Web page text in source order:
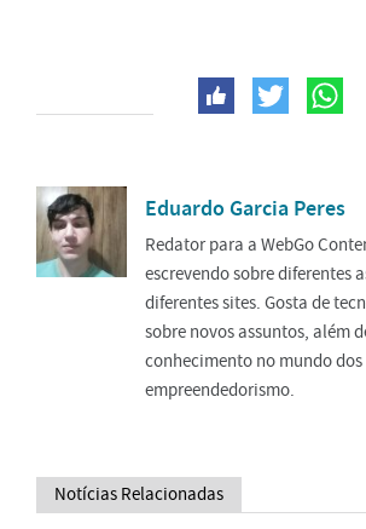
Eduardo Garcia Peres
Redator para a WebGo
escrevendo sobre diferentes
diferentes sites. Gosta de
sobre novos assuntos, além
conhecimento no mundo dos
empreendedorismo.
Notícias Relacionadas